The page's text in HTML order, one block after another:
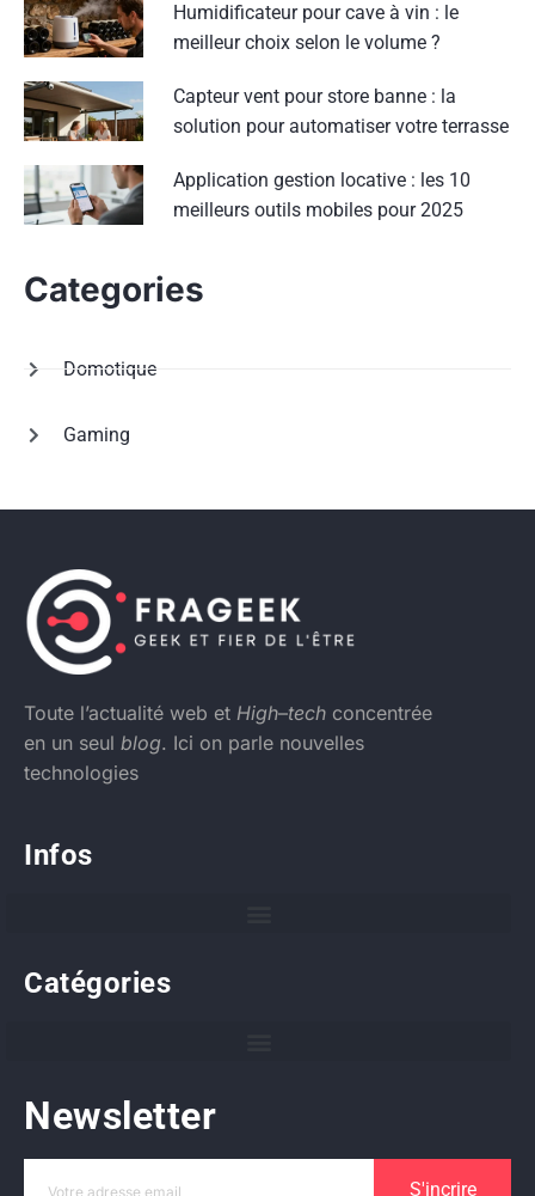
Humidificateur pour cave à vin : le
meilleur choix selon le volume ?
Capteur vent pour store banne : la
solution pour automatiser votre terrasse
Application gestion locative : les 10
meilleurs outils mobiles pour 2025
Categories
Domotique
Gaming
Toute l’actualité web et High–tech concentrée
en un seul blog. Ici on parle nouvelles
technologies
Infos
Catégories
Newsletter
S'incrire